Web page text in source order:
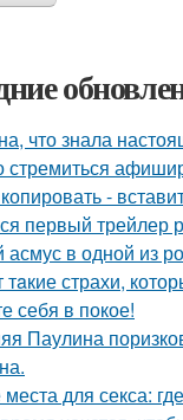
что знала
стремиться
-
первый трейлер
асмус в одной из
страхи,
себя в покое!
Паулина
для секса: